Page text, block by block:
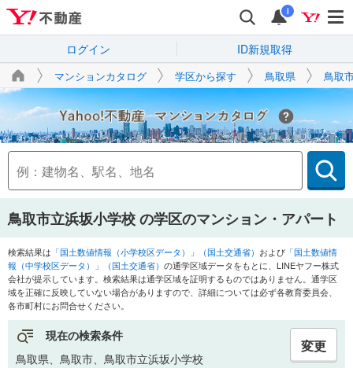
i
ログイン ID新規取得
マンションカタログ 学区から探す 鳥取県 鳥取
Yahoo!不動産
鳥取市立浜坂小学校の学区のマンション・アパート
検索結果は 「国土数値情報（小学校区データ）」（国土交通省） および 「国土数値情
報（中学校区データ）」（国土交通省） の通学区域データをもとに、LINEヤフー株式
会社が提示しています。検索結果は通学区域を証明するものではありません。通学区
域を正確に反映していない場合がありますので、詳細については必ず各教育委員会、
各市町村にお問合せください。
現在の検索条件
鳥取県、鳥取市、鳥取市立浜坂小学校
変更